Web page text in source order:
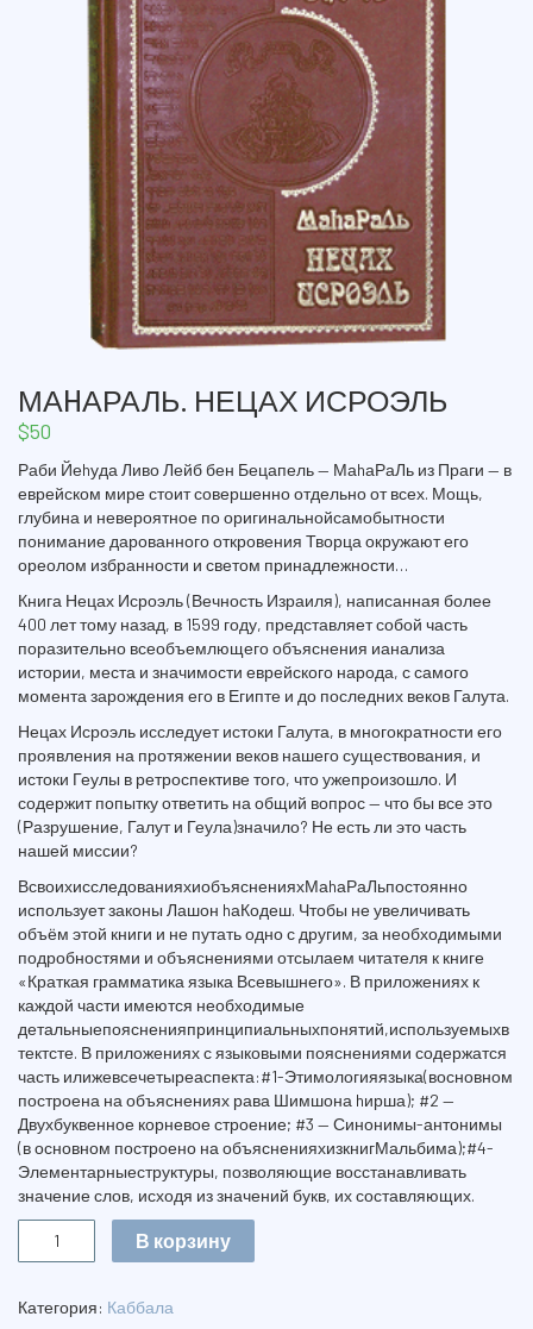
МАHАРАЛЬ. НЕЦАХ ИСРОЭЛЬ
$50
Раби Йеhуда Ливо Лейб бен Бецапель — МаhаРаЛь из Праги — в
еврейском мире стоит совершенно отдельно от всех. Мощь,
глубина и невероятное по оригинальнойсамобытности
понимание дарованного откровения Творца окружают его
ореолом избранности и светом принадлежности…
Книга Нецах Исроэль (Вечность Израиля), написанная более
400 лет тому назад, в 1599 году, представляет собой часть
поразительно всеобъемлющего объяснения ианализа
истории, места и значимости еврейского народа, с самого
момента зарождения его в Египте и до последних веков Галута.
Нецах Исроэль исследует истоки Галута, в многократности его
проявления на протяжении веков нашего существования, и
истоки Геулы в ретроспективе того, что ужепроизошло. И
содержит попытку ответить на общий вопрос — что бы все это
(Разрушение, Галут и Геула)значило? Не есть ли это часть
нашей миссии?
ВсвоихисследованияхиобъясненияхМаhаРаЛьпостоянно
использует законы Лашон hаКодеш. Чтобы не увеличивать
объём этой книги и не путать одно с другим, за необходимыми
подробностями и объяснениями отсылаем читателя к книге
«Краткая грамматика языка Всевышнего». В приложениях к
каждой части имеются необходимые
детальныепоясненияпринципиальныхпонятий,используемыхв
тектсте. В приложениях с языковыми пояснениями содержатся
часть илижевсечетыреаспекта:#1-Этимологияязыка(восновном
построена на объяснениях рава Шимшона hирша); #2 —
Двухбуквенное корневое строение; #3 — Синонимы-антонимы
(в основном построено на объясненияхизкнигМальбима);#4-
Элементарныеструктуры, позволяющие восстанавливать
значение слов, исходя из значений букв, их составляющих.
МАHАРАЛЬ.
ИСРОЭЛЬ
В корзину
Категория: Каббала